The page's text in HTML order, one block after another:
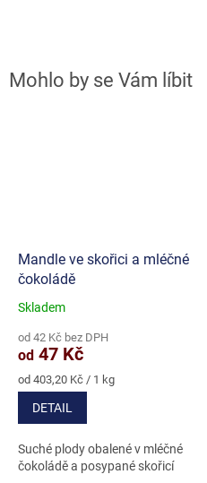
Mandle ve skořici a mléčné
čokoládě
Průměrné
produktu
je
4,8
z
hvězdiček.
Skladem
od 42 Kč bez DPH
od 47 Kč
Měrná
cena:
od 403,20 Kč / 1 kg
DETAIL
Suché plody obalené v mléčné
čokoládě a posypané skořicí